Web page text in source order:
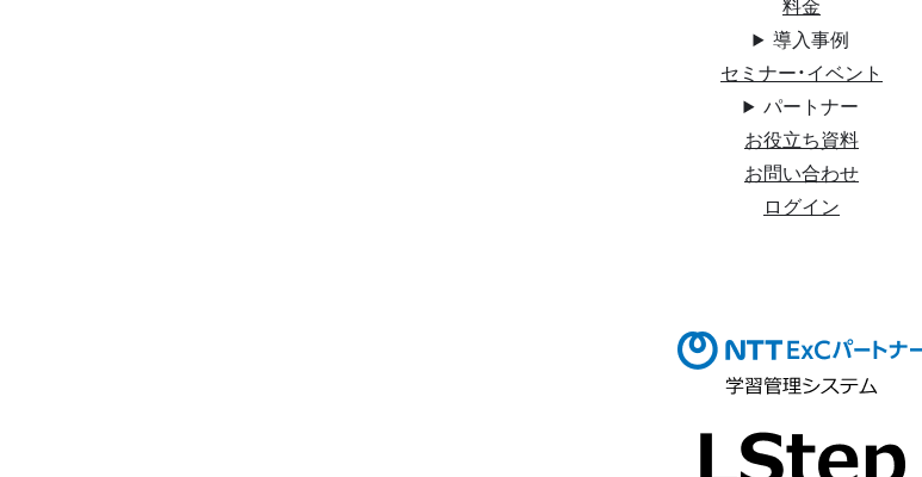
導入事例
セミナー・イベント
パートナー
お役立ち資料
お問い合わせ
ログイン